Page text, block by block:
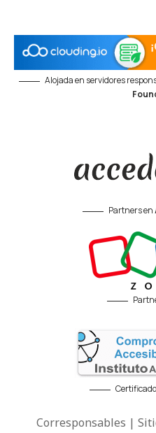
Alojada en servidores
Partners en
Corresponsables |